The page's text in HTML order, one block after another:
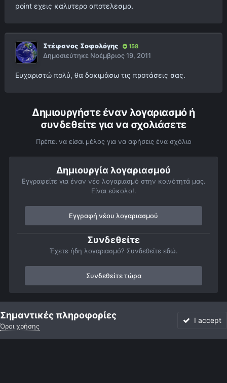
point εχεις καλυτερο αποτελεσμα.
Στέφανος Σοφολόγης 158
Δημοσιεύτηκε Νοέμβριος 19, 2011
Ευχαριστώ πολύ, θα δοκιμάσω τις προτάσεις σας.
Δημιουργήστε έναν λογαριασμό ή
συνδεθείτε για να σχολιάσετε
Πρέπει να είσαι μέλος για να αφήσεις ένα σχόλιο
Δημιουργία λογαριασμού
Εγγραφείτε για έναν νέο λογαριασμό στην κοινότητά μας.
Είναι εύκολο!.
Εγγραφή νέου λογαριασμού
Συνδεθείτε
Έχετε ήδη λογαριασμό? Συνδεθείτε εδώ.
Συνδεθείτε τώρα
Αρχή Αστροφωτογραφίες Σελήνη
Σημαντικές πληροφορίες
Όροι χρήσης
I accept
Forum